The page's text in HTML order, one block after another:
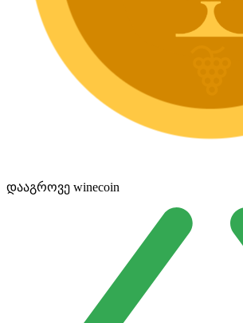
დააგროვე winecoin